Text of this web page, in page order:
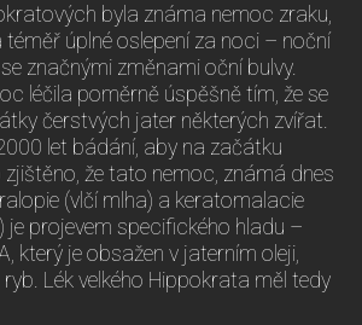
byla známa nemoc zraku,
úplné oslepení za noci – noční
značnými změnami oční bulvy.
léčila poměrně úspěšně tím, že se
čerstvých jater některých zvířat.
let bádání, aby na začátku
že tato nemoc, známá dnes
(vlčí mlha) a keratomalacie
je projevem specifického hladu –
který je obsažen v jaterním oleji,
Lék velkého Hippokrata měl tedy